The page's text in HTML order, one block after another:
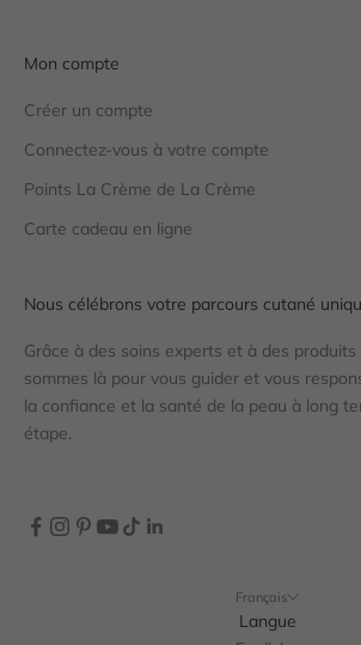
Mon compte
Créer un compte
Connectez-vous à votre compte
Points La Crème de La Crème
Carte cadeau en ligne
Nous célébrons votre parcours cutané
Grâce à des soins experts et à des
sommes là pour vous guider et vous
la confiance et la santé de la peau à long
étape.
Français
Langue